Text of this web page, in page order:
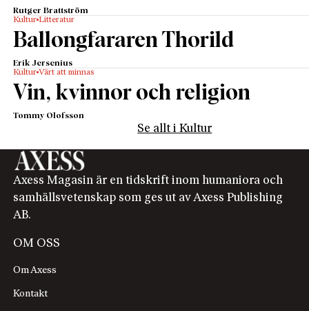
Rutger Brattström
Kultur Litteratur
Ballongfararen Thorild
Erik Jersenius
Kultur Värt att minnas
Vin, kvinnor och religion
Tommy Olofsson
Se allt i Kultur
Axess Magasin är en tidskrift inom humaniora och
samhällsvetenskap som ges ut av Axess Publishing
AB.
OM OSS
Om Axess
Kontakt